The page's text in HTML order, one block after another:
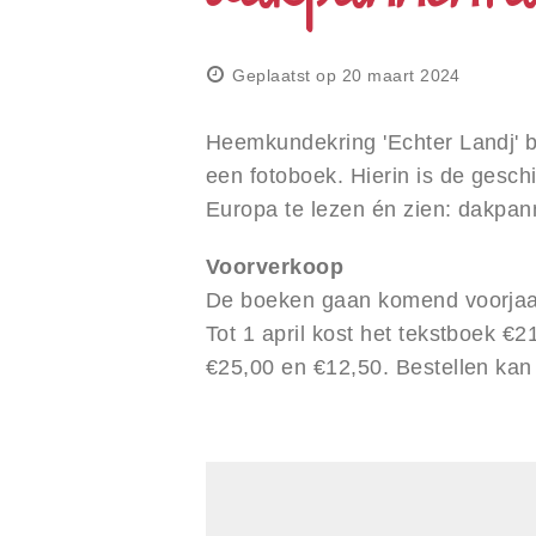
toegankelijkheidsmenu
Geplaatst op 20 maart 2024
Heemkundekring 'Echter Landj'
een fotoboek. Hierin is de
Europa te lezen én zien:
Voorverkoop
De boeken gaan komend
Tot 1 april kost het tekstboek
€25,00 en €12,50. Bestellen